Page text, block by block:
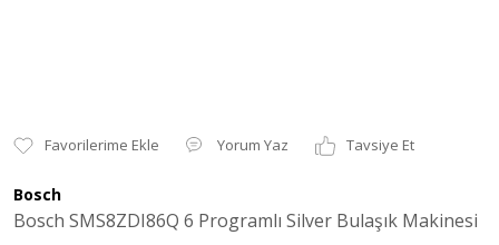
Yorum Yaz Tavsiye Et
Bosch
Bosch SMS8ZDI86Q 6 Programlı Silver Bulaşık Makinesi